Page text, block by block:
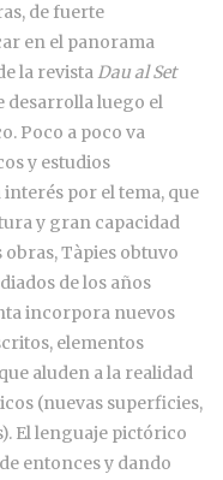
de fuerte
en el panorama
la revistaDau al Set
desarrolla luego el
Poco a poco va
y estudios
por el tema, que
y gran capacidad
Tàpies obtuvo
de los años
incorpora nuevos
elementos
aluden a la realidad
(nuevas superficies,
El lenguaje pictórico
entonces y dando